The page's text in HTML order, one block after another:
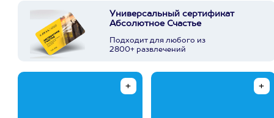
Универсальный сертификат
Абсолютное Счастье
Подходит для любого из
2800+ развлечений